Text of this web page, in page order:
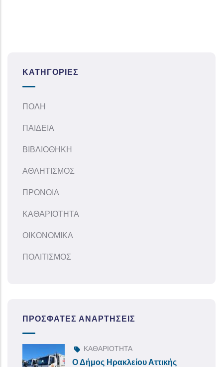
ΚΑΤΗΓΟΡΊΕΣ
ΠΟΛΗ
ΠΑΙΔΕΙΑ
ΒΙΒΛΙΟΘΗΚΗ
ΑΘΛΗΤΙΣΜΟΣ
ΠΡΟΝΟΙΑ
ΚΑΘΑΡΙΟΤΗΤΑ
ΟΙΚΟΝΟΜΙΚΑ
ΠΟΛΙΤΙΣΜΟΣ
ΠΡΌΣΦΑΤΕΣ ΑΝΑΡΤΉΣΕΙΣ
ΚΑΘΑΡΙΟΤΗΤΑ
Ο Δήμος Ηρακλείου Αττικής